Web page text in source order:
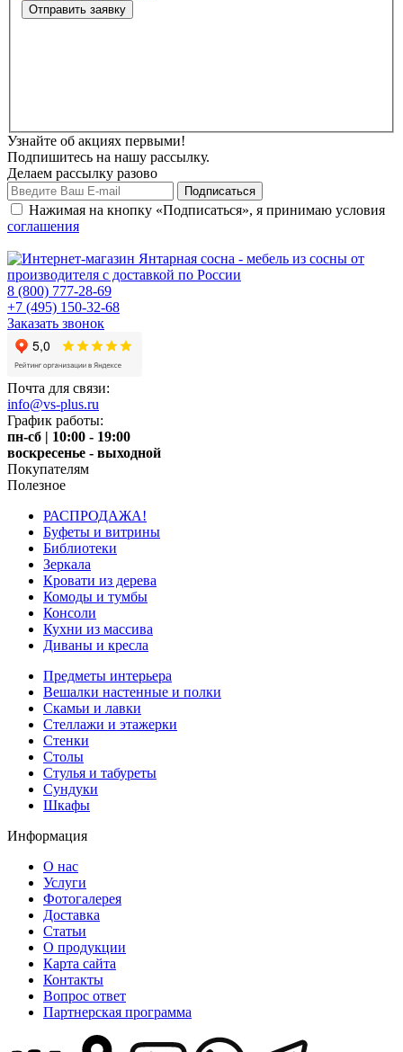
Узнайте об акциях первыми!
Подпишитесь на нашу рассылку.
Делаем рассылку разово
Нажимая на кнопку «Подписаться», я принимаю условия
соглашения
8 (800) 777-28-69
+7 (495) 150-32-68
Заказать звонок
Почта для связи:
info@vs-plus.ru
График работы:
пн-сб | 10:00 - 19:00
воскресенье - выходной
Покупателям
Полезное
РАСПРОДАЖА!
Буфеты и витрины
Библиотеки
Зеркала
Кровати из дерева
Комоды и тумбы
Консоли
Кухни из массива
Диваны и кресла
Предметы интерьера
Вешалки настенные и полки
Скамьи и лавки
Стеллажи и этажерки
Стенки
Столы
Стулья и табуреты
Сундуки
Шкафы
Информация
О нас
Услуги
Фотогалерея
Доставка
Статьи
О продукции
Карта сайта
Контакты
Вопрос ответ
Партнерская программа